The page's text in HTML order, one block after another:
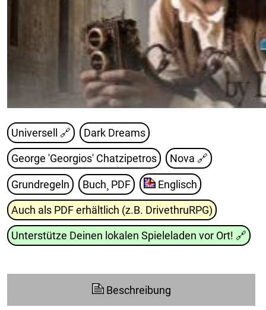
Universell 🔗 Dark Dreams
George 'Georgios' Chatzipetros Nova 🔗
Grundregeln Buch¸ PDF Englisch
Auch als PDF erhältlich (z.B. DrivethruRPG)
Unterstütze Deinen lokalen Spieleladen vor Ort! 🔗
Beschreibung